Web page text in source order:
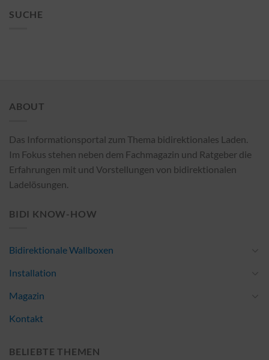
SUCHE
ABOUT
Das Informationsportal zum Thema bidirektionales Laden.
Im Fokus stehen neben dem Fachmagazin und Ratgeber die
Erfahrungen mit und Vorstellungen von bidirektionalen
Ladelösungen.
BIDI KNOW-HOW
Bidirektionale Wallboxen
Installation
Magazin
Kontakt
BELIEBTE THEMEN